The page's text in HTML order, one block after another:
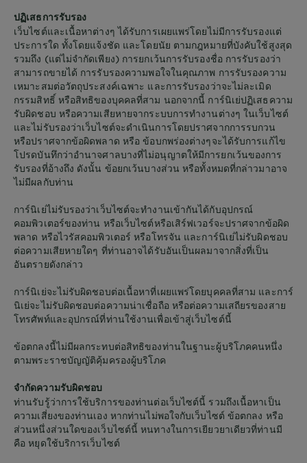
ปฏิเสธการรับรอง
เว็บไซต์และเนื้อหาต่างๆ ได้รับการเผยแพร่โดยไม่มีการรับรองแต่
ประการใด ทั้งโดยแจ้งชัด และโดยนัย ตามกฎหมายที่บังคับใช้สูงสุด
รวมถึง (แต่ไม่จำกัดเพียง) การยกเว้นการรับรองชื่อ การรับรองว่า
สามารถขายได้ การรับรองความพอใจในคุณภาพ การรับรองความ
เหมาะสมต่อวัตถุประสงค์เฉพาะ และการรับรองว่าจะไม่ละเมิด
กรรมสิทธิ์ หรือสิทธิของบุคคลที่สาม นอกจากนี้ การ์นิเย่ปฏิเสธความ
รับผิดชอบ หรือความเสียหายจากระบบการทำงานต่างๆ ในเว็บไซต์
และไม่รับรองว่าเว็บไซต์จะดำเนินการโดยปราศจากการรบกวน
หรือปราศจากข้อผิดพลาด หรือ ข้อบกพร่องต่างๆจะได้รับการแก้ไข
โปรดบันทึกว่าอำนาจศาลบางที่ไม่อนุญาตให้มีการยกเว้นของการ
รับรองที่อ้างถึง ดังนั้น ข้อยกเว้นบางส่วน หรือทั้งหมดที่กล่าวมาอาจ
ไม่มีผลกับท่าน
การ์นิเย่ไม่รับรองว่าเว็บไซต์จะทำงานเข้ากันได้กับอุปกรณ์
คอมพิวเตอร์ของท่าน หรือเว็บไซต์หรือเสิร์ฟเวอร์จะปราศจากข้อผิด
พลาด หรือไวรัสคอมพิวเตอร์ หรือโทรจัน และการ์นิเย่ไม่รับผิดชอบ
ต่อความเสียหายใดๆ ที่ท่านอาจได้รับอันเป็นผลมาจากสิ่งที่เป็น
อันตรายดังกล่าว
การ์นิเย่จะไม่รับผิดชอบต่อเนื้อหาที่เผยแพร่โดยบุคคลที่สาม และการ์
นิเย่จะไม่รับผิดชอบต่อความน่าเชื่อถือ หรือต่อความเสถียรของสาย
โทรศัพท์และอุปกรณ์ที่ท่านใช้งานเพื่อเข้าสู่เว็บไซต์นี้
ข้อตกลงนี้ไม่มีผลกระทบต่อสิทธิของท่านในฐานะผู้บริโภคคนหนึ่ง
ตามพระราชบัญญัติคุ้มครองผู้บริโภค
จำกัดความรับผิดชอบ
ท่านรับรู้ว่าการใช้บริการของท่านต่อเว็บไซต์นี้ รวมถึงเนื้อหาเป็น
ความเสี่ยงของท่านเอง หากท่านไม่พอใจกับเว็บไซต์ ข้อตกลง หรือ
ส่วนหนึ่งส่วนใดของเว็บไซต์นี้ หนทางในการเยียวยาเดียวที่ท่านมี
คือ หยุดใช้บริการเว็บไซต์